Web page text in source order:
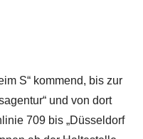
S“ kommend, bis zur
und von dort
709 bis „Düsseldorf